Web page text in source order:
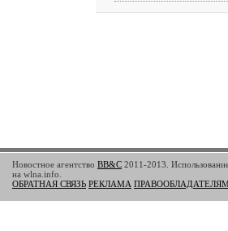
Новостное агентство BB&C 2011-2013.
на wlna.info.
ОБРАТНАЯ СВЯЗЬ РЕКЛАМА